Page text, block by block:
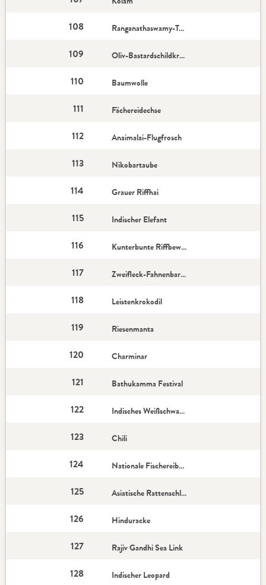
108 Ranganathaswamy-Tempel
109 Oliv-Bastardschildkröte
110 Baumwolle
111 Fächereidechse
112 Anaimalai-Flugfrosch
113 Nikobartaube
114 Grauer Riffhai
115 Indischer Elefant
116 Kunterbunte Riffbewohner
117 Zweifleck-Fahnenbarsch
118 Leistenkrokodil
119 Riesenmanta
120 Charminar
121 Bathukamma Festival
122 Indisches Weißschwanz-Stachelschwein
123 Chili
124 Nationale Fischereibehörde
125 Asiatische Rattenschlangen
126 Hinduracke
127 Rajiv Gandhi Sea Link
128 Indischer Leopard